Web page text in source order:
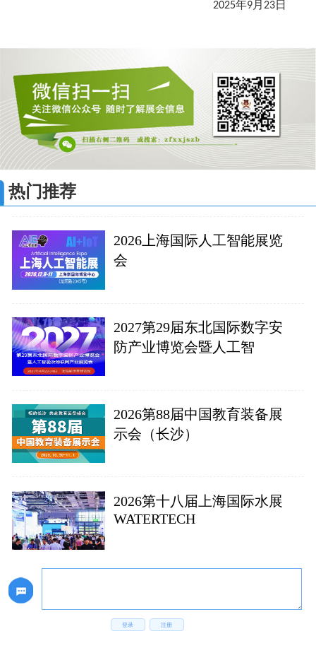
2025年9月23日
热门推荐
2026上海国际人工智能展览
会
2027第29届东北国际数字安
防产业博览会暨人工智
2026第88届中国教育装备展
示会（长沙）
2026第十八届上海国际水展
WATERTECH
登录 注册